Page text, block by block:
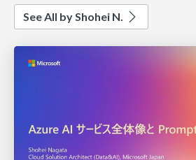
See All by Shohei N.